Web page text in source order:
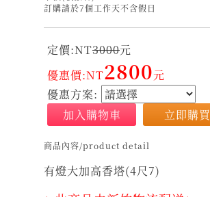
訂購請於7個工作天不含假日
定價:NT3000元
優惠價:NT2800元
優惠方案:
加入購物車
立即購買
商品內容/product detail
有燈大加高香塔(4尺7)​